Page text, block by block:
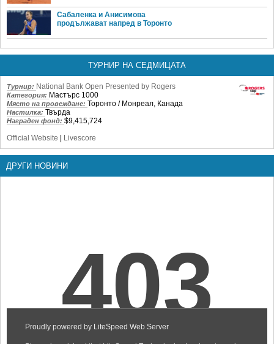
Сабаленка и Анисимова
продължават напред в Торонто
ТУРНИР НА СЕДМИЦАТА
Турнир: National Bank Open Presented by Rogers
Категория: Мастърс 1000
Място на провеждане: Торонто / Монреал, Канада
Настилка: Твърда
Награден фонд: $9,415,724
Official Website
Livescore
ДРУГИ НОВИНИ